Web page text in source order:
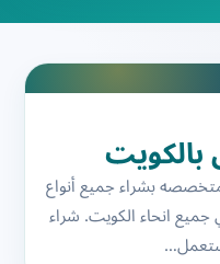
بشراء جميع أنواع
جميع انحاء الكويت. شراء